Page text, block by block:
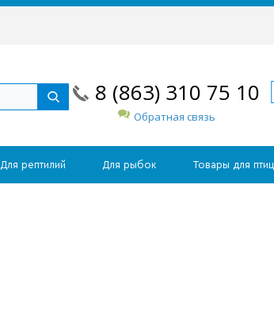
8 (863) 310 75 10
Обратная связь
Для рептилий Для рыбок Товары для птиц